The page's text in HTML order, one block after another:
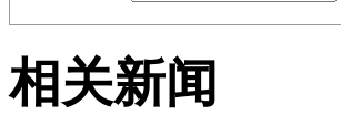
相关新闻